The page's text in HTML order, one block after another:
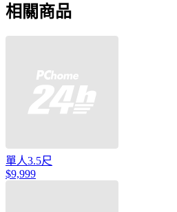
相關商品
單人3.5尺
$9,999